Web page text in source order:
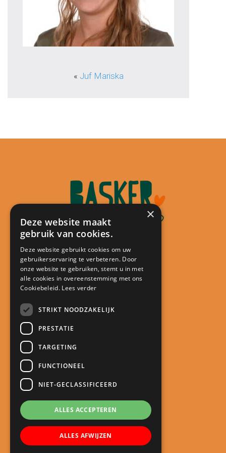
« Juf Mariska
Contact
Kindcentrum De Minstreel
3401 CA IJsselstein
directie@kcdeminstreel.nl
Snel naar
Meld je kind aan
Roosters
Nieuws
×
Deze website maakt
gebruik van cookies.
Deze website gebruikt cookies om uw
gebruikerservaring te verbeteren. Door
onze website te gebruiken, stemt u in met
alle cookies in overeenstemming met ons
Cookiebeleid. Lees verder
STRIKT NOODZAKELIJK
PRESTATIE
TARGETING
FUNCTIONEEL
NIET-GECLASSIFICEERD
ALLES ACCEPTEREN
ALLES AFWIJZEN